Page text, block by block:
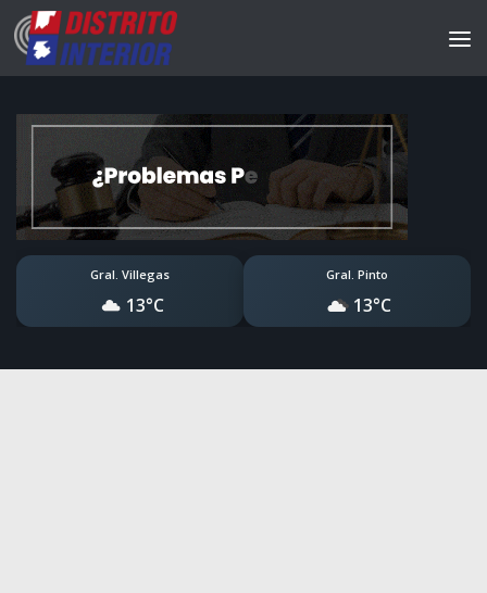
Gral. Villegas
13°C
Gral. Pinto
13°C